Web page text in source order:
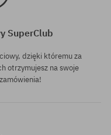
SuperClub
dzięki któremu za
otrzymujesz na swoje